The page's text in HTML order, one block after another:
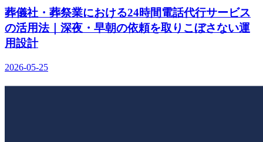
葬儀社・葬祭業における24時間電話代行サービス
の活用法｜深夜・早朝の依頼を取りこぼさない運
用設計
2026-05-25